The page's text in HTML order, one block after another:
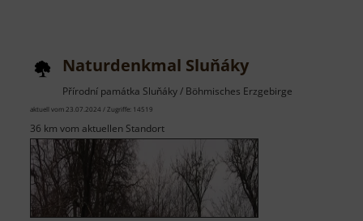
Naturdenkmal Sluňáky
Přírodní památka Sluňáky / Böhmisches Erzgebirge
aktuell vom 23.07.2024 / Zugriffe: 14519
36 km vom aktuellen Standort